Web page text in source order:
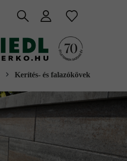
Kerítés- és falazókövek